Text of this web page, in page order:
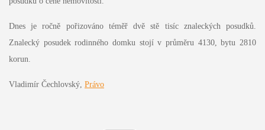
Dnes je ročně pořizováno téměř dvě stě tisíc znaleckých posudků.
Znalecký posudek rodinného domku stojí v průměru 4130, bytu 2810
korun.
Vladimír Čechlovský, Právo